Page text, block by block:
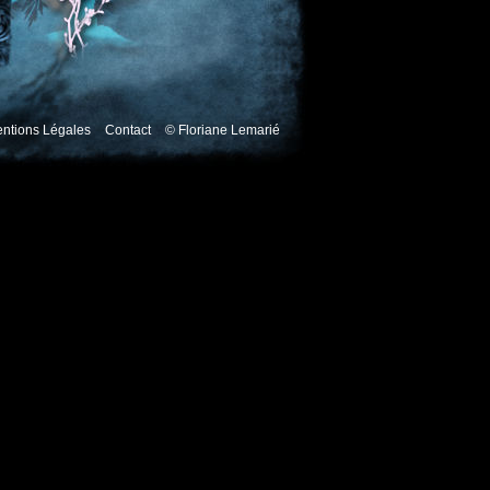
Légales Contact © Floriane Lemarié